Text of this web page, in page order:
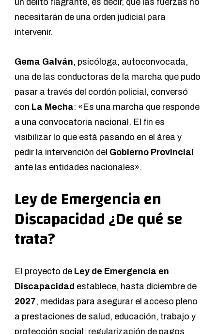
necesitarán de una orden judicial para
intervenir.
Gema Galván, psicóloga, autoconvocada,
una de las conductoras de la marcha que pudo
pasar a través del cordón policial, conversó
con La Mecha: «Es una marcha que responde
a una convocatoria nacional. El fin es
visibilizar lo que está pasando en el área y
pedir la intervención del Gobierno Provincial
ante las entidades nacionales».
Ley de Emergencia en
Discapacidad ¿De qué se
trata?
El proyecto de Ley de Emergencia en
Discapacidad establece, hasta diciembre de
2027, medidas para asegurar el acceso pleno
a prestaciones de salud, educación, trabajo y
protección social; regularización de pagos